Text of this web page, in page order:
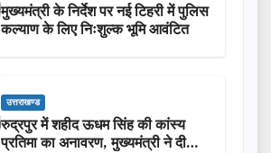
मुख्यमंत्री के निर्देश पर नई टिहरी में पुलिस
कल्याण के लिए निःशुल्क भूमि आवंटित
उत्तराखण्ड
रुद्रपुर में शहीद ऊधम सिंह की कांस्य
प्रतिमा का अनावरण, मुख्यमंत्री ने दी